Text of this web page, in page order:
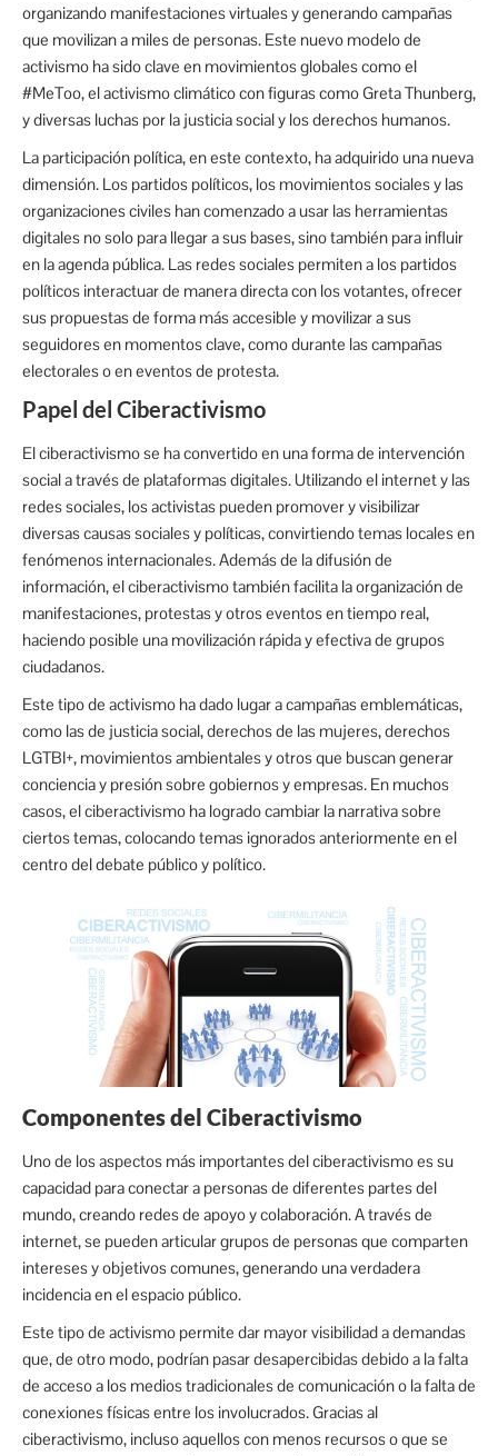
organizando manifestaciones virtuales y generando campañas
que movilizan a miles de personas. Este nuevo modelo de
activismo ha sido clave en movimientos globales como el
#MeToo, el activismo climático con figuras como Greta Thunberg,
y diversas luchas por la justicia social y los derechos humanos.
La participación política, en este contexto, ha adquirido una nueva
dimensión. Los partidos políticos, los movimientos sociales y las
organizaciones civiles han comenzado a usar las herramientas
digitales no solo para llegar a sus bases, sino también para influir
en la agenda pública. Las redes sociales permiten a los partidos
políticos interactuar de manera directa con los votantes, ofrecer
sus propuestas de forma más accesible y movilizar a sus
seguidores en momentos clave, como durante las campañas
electorales o en eventos de protesta.
Papel del Ciberactivismo
El ciberactivismo se ha convertido en una forma de intervención
social a través de plataformas digitales. Utilizando el internet y las
redes sociales, los activistas pueden promover y visibilizar
diversas causas sociales y políticas, convirtiendo temas locales en
fenómenos internacionales. Además de la difusión de
información, el ciberactivismo también facilita la organización de
manifestaciones, protestas y otros eventos en tiempo real,
haciendo posible una movilización rápida y efectiva de grupos
ciudadanos.
Este tipo de activismo ha dado lugar a campañas emblemáticas,
como las de justicia social, derechos de las mujeres, derechos
LGTBI+, movimientos ambientales y otros que buscan generar
conciencia y presión sobre gobiernos y empresas. En muchos
casos, el ciberactivismo ha logrado cambiar la narrativa sobre
ciertos temas, colocando temas ignorados anteriormente en el
centro del debate público y político.
Componentes del Ciberactivismo
Uno de los aspectos más importantes del ciberactivismo es su
capacidad para conectar a personas de diferentes partes del
mundo, creando redes de apoyo y colaboración. A través de
internet, se pueden articular grupos de personas que comparten
intereses y objetivos comunes, generando una verdadera
incidencia en el espacio público.
Este tipo de activismo permite dar mayor visibilidad a demandas
que, de otro modo, podrían pasar desapercibidas debido a la falta
de acceso a los medios tradicionales de comunicación o la falta de
conexiones físicas entre los involucrados. Gracias al
ciberactivismo, incluso aquellos con menos recursos o que se